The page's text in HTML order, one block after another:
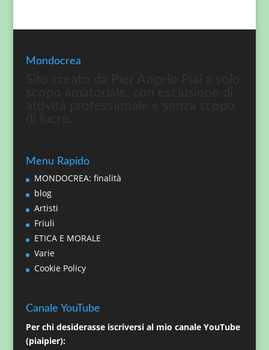
Mondocrea
Menu Rapido
MONDOCREA: finalità
blog
Artisti
Friuli
ETICA E MORALE
Varie
Cookie Policy
Canale YouTube
Per chi desiderasse iscriversi al mio canale YouTube
(piaipier):